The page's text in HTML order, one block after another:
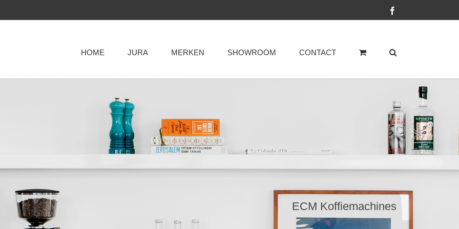
HOME JURA MERKEN SHOWROOM CONTACT
ECM Koffiemachines